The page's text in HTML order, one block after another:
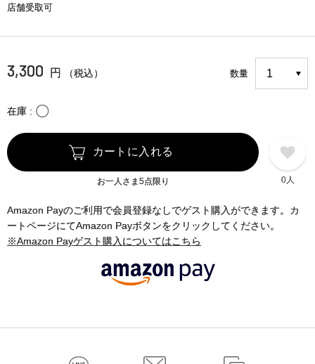
店舗受取可
3,300 円 （税込） 数量
在庫 〇
カートに入れる
お一人さま5点限り 0人
Amazon Payのご利用で会員登録なしでゲスト購入ができます。カ
ートページにてAmazon Payボタンをクリックしてください。
※Amazon Payゲスト購入についてはこちら